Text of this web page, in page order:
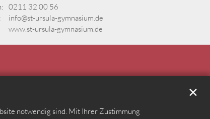
notwendig sind. Mit Ihrer Zustimmung
✕
0211 32 00 56
info@st-ursula-gymnasium.de
www.st-ursula-gymnasium.de